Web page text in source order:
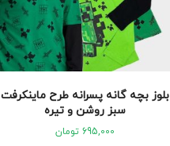
بلوز بچه گانه پسرانه طرح ماینکرفت
سبز روشن و تیره
695,000 تومان